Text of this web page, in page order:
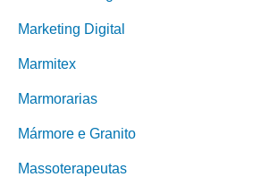
Marketing Digital
Marmitex
Marmorarias
Mármore e Granito
Massoterapeutas